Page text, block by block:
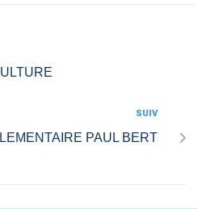
SUIV
PAUL BERT